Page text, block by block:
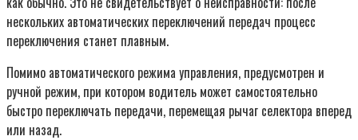
нескольких автоматических переключений передач процесс
переключения станет плавным.
Помимо автоматического режима управления, предусмотрен и
ручной режим, при котором водитель может самостоятельно
быстро переключать передачи, перемещая рычаг селектора вперед
или назад.